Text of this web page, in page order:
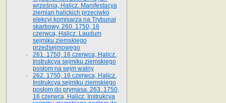
września, Halicz. Manifestacya
ziemian halickich przeciwko
elekcyi komisarza na Trybunał
skarbowy. 260. 1750, 16
czerwca, Halicz. Laudum
sejmiku ziemskiego
przedsejmowego
261. 1750, 16 czerwca, Halicz.
Instrukcya sejmiku ziemskiego
posłom na sejm walny
262. 1750, 16 czerwca, Halicz.
Instrukcya sejmiku ziemskiego
posłom do prymasa. 263. 1750,
16 czerwca, Halicz. Instrukcya